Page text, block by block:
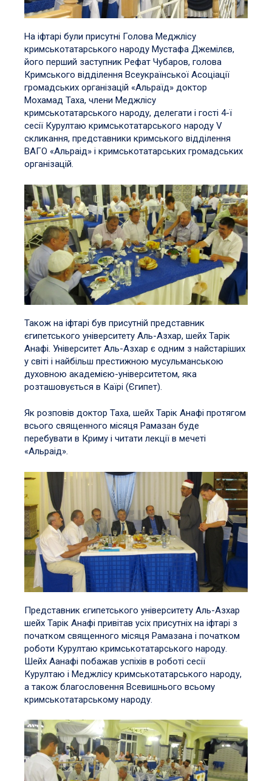
На іфтарі були присутні Голова Меджлісу
кримськотатарського народу Мустафа Джемілєв,
його перший заступник Рефат Чубаров, голова
Кримського відділення Всеукраїнської Асоціації
громадських організацій «Альраїд» доктор
Мохамад Таха, члени Меджлісу
кримськотатарського народу, делегати і гості 4-ї
сесії Курултаю кримськотатарського народу V
скликання, представники кримського відділення
ВАГО «Альраід» і кримськотатарських громадських
організацій.
Також на іфтарі був присутній представник
єгипетського університету Аль-Азхар, шейх Тарік
Анафі. Університет Аль-Азхар є одним з найстаріших
у світі і найбільш престижною мусульманською
духовною академією-університетом, яка
розташовується в Каїрі (Єгипет).
Як розповів доктор Таха, шейх Тарік Анафі протягом
всього священного місяця Рамазан буде
перебувати в Криму і читати лекції в мечеті
«Альраід».
Представник єгипетського університету Аль-Азхар
шейх Тарік Анафі привітав усіх присутніх на іфтарі з
початком священного місяця Рамазана і початком
роботи Курултаю кримськотатарського народу.
Шейх Аанафі побажав успіхів в роботі сесії
Курултаю і Меджлісу кримськотатарського народу,
а також благословення Всевишнього всьому
кримськотатарському народу.